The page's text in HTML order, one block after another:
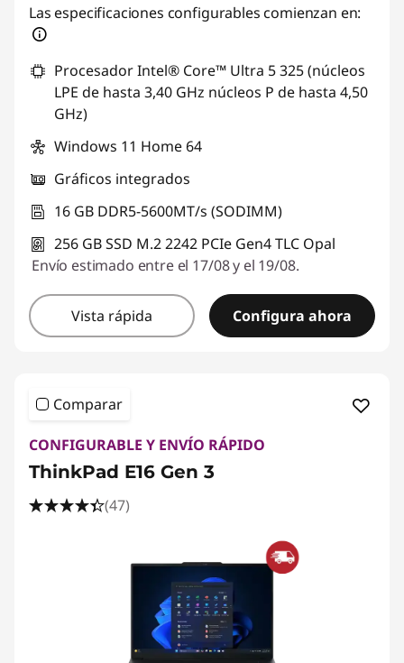
Las especificaciones configurables comienzan en:
Procesador Intel® Core™ Ultra 5 325 (núcleos
LPE de hasta 3,40 GHz núcleos P de hasta 4,50
GHz)
Windows 11 Home 64
Gráficos integrados
16 GB DDR5-5600MT/s (SODIMM)
256 GB SSD M.2 2242 PCIe Gen4 TLC Opal
Envío estimado entre el 17/08 y el 19/08.
Vista rápida Configura ahora
Comparar
CONFIGURABLE Y ENVÍO RÁPIDO
ThinkPad E16 Gen 3
(47)